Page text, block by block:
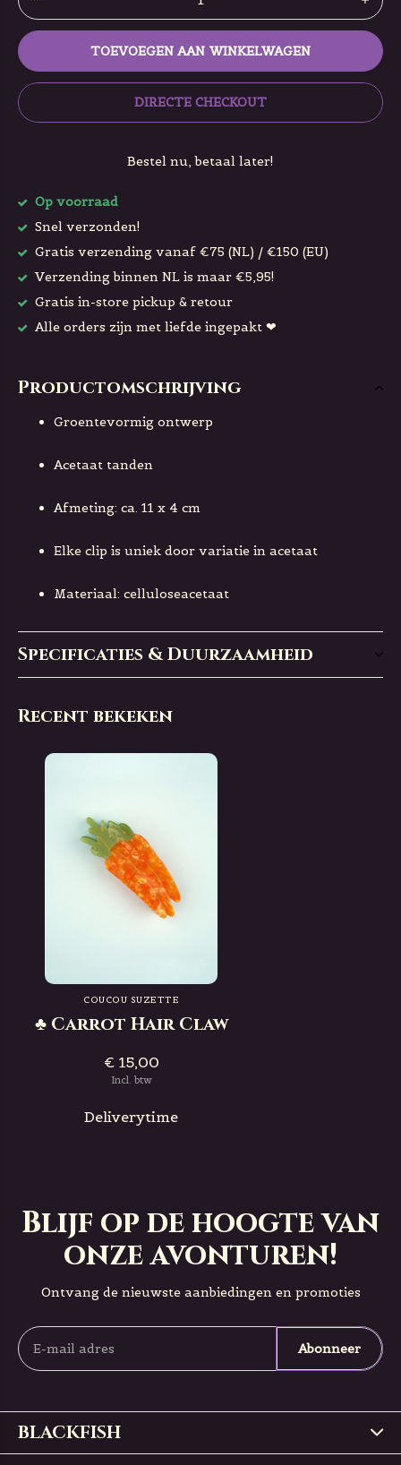
TOEVOEGEN AAN WINKELWAGEN
DIRECTE CHECKOUT
Bestel nu, betaal later!
Op voorraad
Snel verzonden!
Gratis verzending vanaf €75 (NL) / €150 (EU)
Verzending binnen NL is maar €5,95!
Gratis in-store pickup & retour
Alle orders zijn met liefde ingepakt ❤
Productomschrijving
Groentevormig ontwerp
Acetaat tanden
Afmeting: ca. 11 x 4 cm
Elke clip is uniek door variatie in acetaat
Materiaal: celluloseacetaat
Specificaties & Duurzaamheid
Recent bekeken
COUCOU SUZETTE
♣ Carrot Hair Claw
€ 15,00
Incl. btw
Deliverytime
Blijf op de hoogte van
onze avonturen!
Ontvang de nieuwste aanbiedingen en promoties
Abonneer
BLACKFISH